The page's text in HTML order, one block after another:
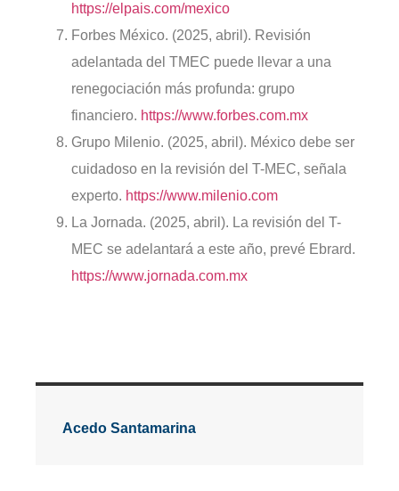
https://elpais.com/mexico
Forbes México. (2025, abril). Revisión
adelantada del TMEC puede llevar a una
renegociación más profunda: grupo
financiero. https://www.forbes.com.mx
Grupo Milenio. (2025, abril). México debe ser
cuidadoso en la revisión del T-MEC, señala
experto. https://www.milenio.com
La Jornada. (2025, abril). La revisión del T-
MEC se adelantará a este año, prevé Ebrard.
https://www.jornada.com.mx
Acedo Santamarina